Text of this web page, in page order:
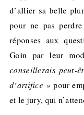
d’allier sa belle
pour ne pas
réponses aux
Goin par leur
conseillerais peut-
d’artifice » pour
et le jury, qui